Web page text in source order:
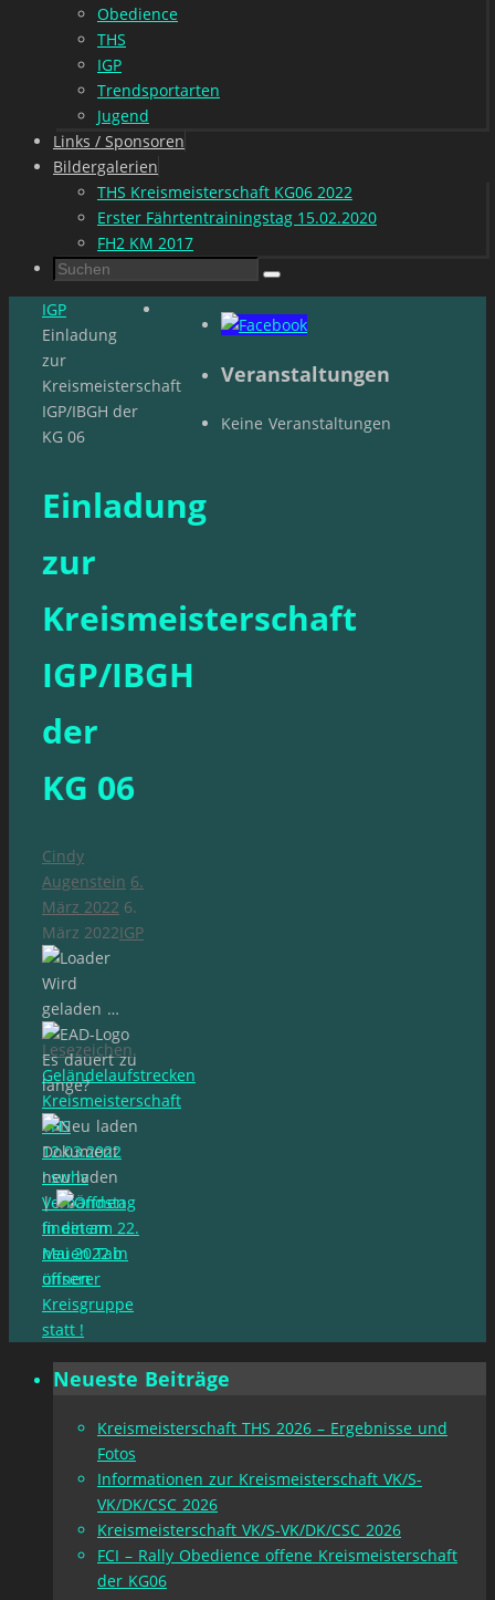
Obedience
THS
IGP
Trendsportarten
Jugend
Links / Sponsoren
Bildergalerien
THS Kreismeisterschaft KG06 2022
Erster Fährtentrainingstag 15.02.2020
FH2 KM 2017
Suchen
nach:
Suchen
Start
IGP
Einladung
zur
Kreismeisterschaft
IGP/IBGH der
KG 06
Einladung
zur
Kreismeisterschaft
IGP/IBGH
der
KG 06
Cindy
Augenstein 6.
März 2022 6.
März 2022IGP
Wird
geladen …
Es dauert zu
lange?
Dokument
neu laden
|
In einem
neuen Tab
öffnen
Lesezeichen.
Geländelaufstrecken
Kreismeisterschaft
THS
12.03.2022
! swhv
Verbandstag
findet am 22.
Mai 2022 in
unserer
Kreisgruppe
statt !
Veranstaltungen
Keine Veranstaltungen
Neueste Beiträge
Kreismeisterschaft THS 2026 – Ergebnisse und
Fotos
Informationen zur Kreismeisterschaft VK/S-
VK/DK/CSC 2026
Kreismeisterschaft VK/S-VK/DK/CSC 2026
FCI – Rally Obedience offene Kreismeisterschaft
der KG06